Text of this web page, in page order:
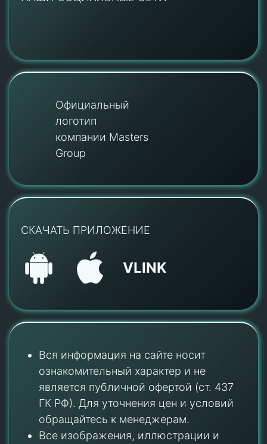
Официальный
логотип
компании Masters
Group
СКАЧАТЬ ПРИЛОЖЕНИЕ
VLINK
Вся информация на сайте носит
ознакомительный характер и не
является публичной офертой (ст. 437
ГК РФ). Для уточнения цен и условий
обращайтесь к менеджерам.
Все изображения, иллюстрации и